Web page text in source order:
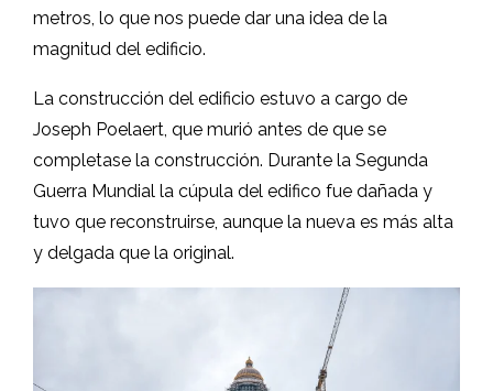
metros, lo que nos puede dar una idea de la
magnitud del edificio.
La construcción del edificio estuvo a cargo de
Joseph Poelaert, que murió antes de que se
completase la construcción. Durante la Segunda
Guerra Mundial la cúpula del edifico fue dañada y
tuvo que reconstruirse, aunque la nueva es más alta
y delgada que la original.